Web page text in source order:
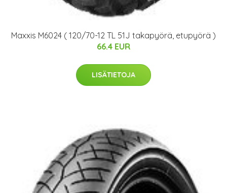
Maxxis M6024 ( 120/70-12 TL 51J takapyörä, etupyörä )
66.4 EUR
LISÄTIETOJA